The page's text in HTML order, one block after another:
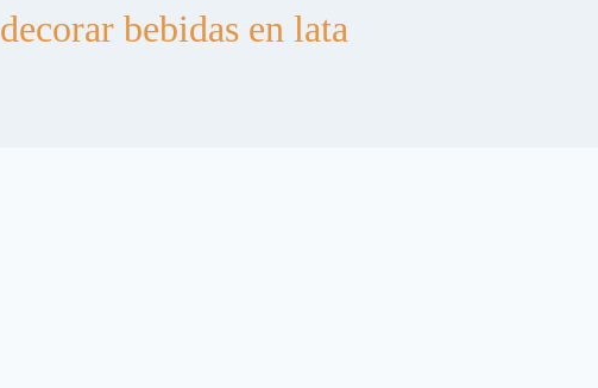
decorar bebidas en lata